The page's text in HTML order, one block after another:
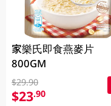
家樂氏即食燕麥片
800GM
$29.90
$23.90